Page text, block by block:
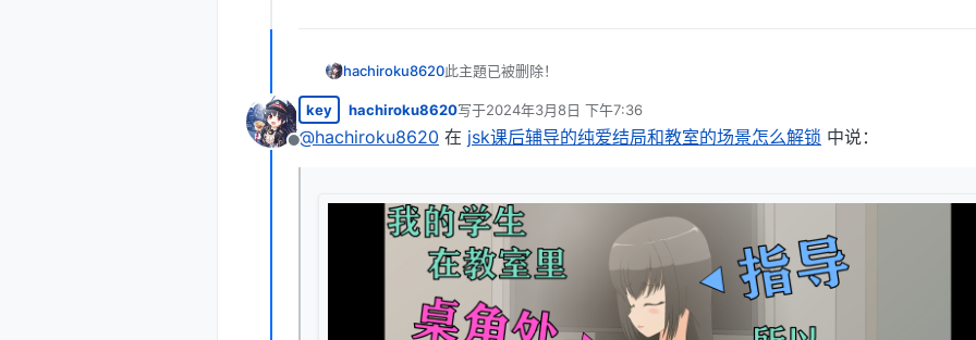
hachiroku8620此主題已被删除！
离线
key hachiroku8620写于2024年3月8日 下午7:36
最后由 编辑
@hachiroku8620 在 jsk课后辅导的纯爱结局和教室的场景怎么解锁 中说：